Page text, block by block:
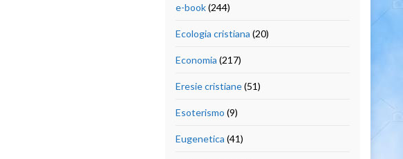
e-book(244)
Ecologia cristiana (20)
Economia (217)
Eresie cristiane(51)
Esoterismo (9)
Eugenetica (41)